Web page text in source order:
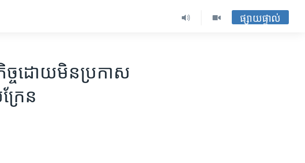
ផ្សាយផ្ទាល់
ច​ដោយ​មិន​ប្រកាស​
រែន